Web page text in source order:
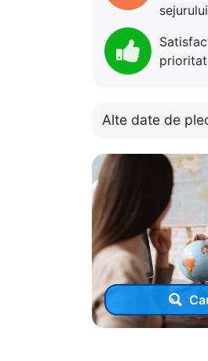
sejurului
Alte date de